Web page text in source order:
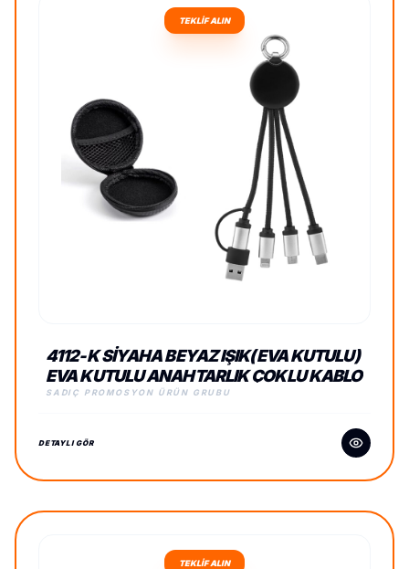
TEKLİF ALIN
4112-K SIYAHA BEYAZ IŞIK(EVA KUTULU)
EVA KUTULU ANAHTARLIK ÇOKLU KABLO
SADIÇ PROMOSYON ÜRÜN GRUBU
DETAYLI GÖR
TEKLİF ALIN